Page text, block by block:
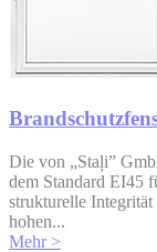
Die von „Staļi”
dem Standard EI45
strukturelle
hohen...
Mehr >